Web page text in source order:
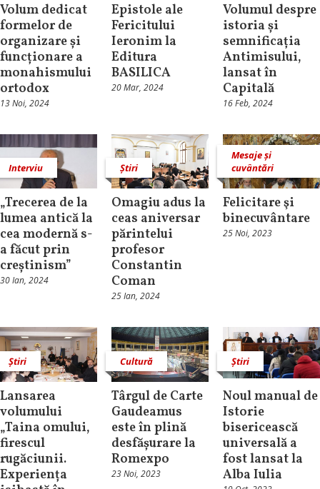
Volum dedicat
formelor de
organizare și
funcționare a
monahismului
ortodox
13 Noi, 2024
Epistole ale
Fericitului
Ieronim la
Editura
BASILICA
20 Mar, 2024
Volumul despre
istoria și
semnificația
Antimisului,
lansat în
Capitală
16 Feb, 2024
Interviu
„Trecerea de la
lumea antică la
cea modernă s-
a făcut prin
creștinism”
30 Ian, 2024
Știri
Omagiu adus la
ceas aniversar
părintelui
profesor
Constantin
Coman
25 Ian, 2024
Mesaje și
cuvântări
Felicitare şi
binecuvântare
25 Noi, 2023
Știri
Lansarea
volumului
„Taina omului,
firescul
rugăciunii.
Experiența
Cultură
Târgul de Carte
Gaudeamus
este în plină
desfășurare la
Romexpo
23 Noi, 2023
Știri
Noul manual de
Istorie
bisericească
universală a
fost lansat la
Alba Iulia